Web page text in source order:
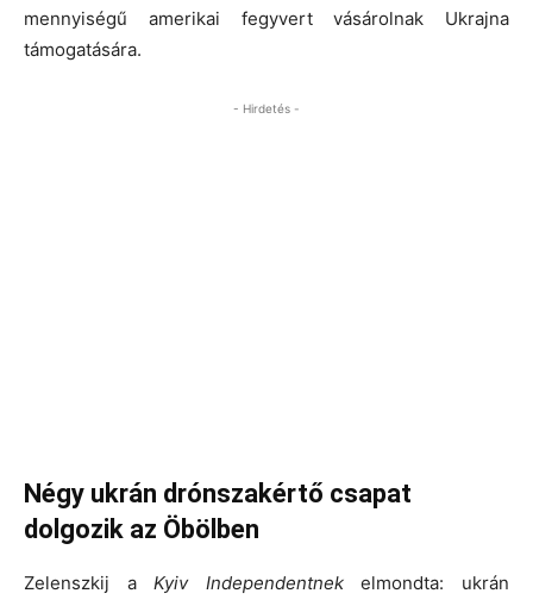
mennyiségű amerikai fegyvert vásárolnak Ukrajna
támogatására.
- Hirdetés -
Négy ukrán drónszakértő csapat
dolgozik az Öbölben
Zelenszkij aKyiv Independentnekelmondta: ukrán